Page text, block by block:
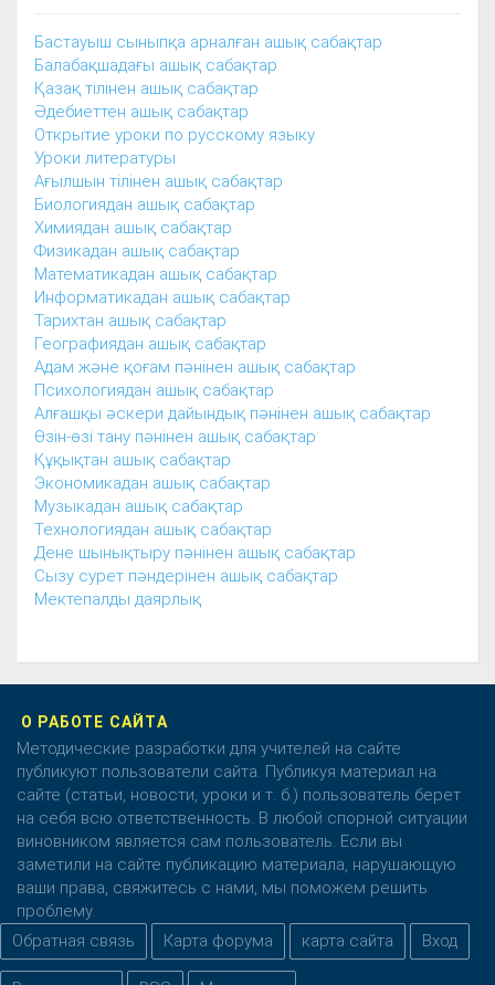
Бастауыш сыныпқа арналған ашық сабақтар
Балабақшадағы ашық сабақтар
Қазақ тілінен ашық сабақтар
Әдебиеттен ашық сабақтар
Открытие уроки по русскому языку
Уроки литературы
Ағылшын тілінен ашық сабақтар
Биологиядан ашық сабақтар
Химиядан ашық сабақтар
Физикадан ашық сабақтар
Математикадан ашық сабақтар
Информатикадан ашық сабақтар
Тарихтан ашық сабақтар
Географиядан ашық сабақтар
Адам және қоғам пәнінен ашық сабақтар
Психологиядан ашық сабақтар
Алғашқы әскери дайындық пәнінен ашық сабақтар
Өзін-өзі тану пәнінен ашық сабақтар
Құқықтан ашық сабақтар
Экономикадан ашық сабақтар
Музыкадан ашық сабақтар
Технологиядан ашық сабақтар
Дене шынықтыру пәнінен ашық сабақтар
Сызу сурет пәндерінен ашық сабақтар
Мектепалды даярлық
О РАБОТЕ САЙТА
Методические разработки для учителей на сайте
публикуют пользователи сайта. Публикуя материал на
сайте (статьи, новости, уроки и т. б.) пользователь берет
на себя всю ответственность. В любой спорной ситуации
виновником является сам пользователь. Если вы
заметили на сайте публикацию материала, нарушающую
ваши права, свяжитесь с нами, мы поможем решить
проблему.
Обратная связь
Карта форума карта сайта Вход